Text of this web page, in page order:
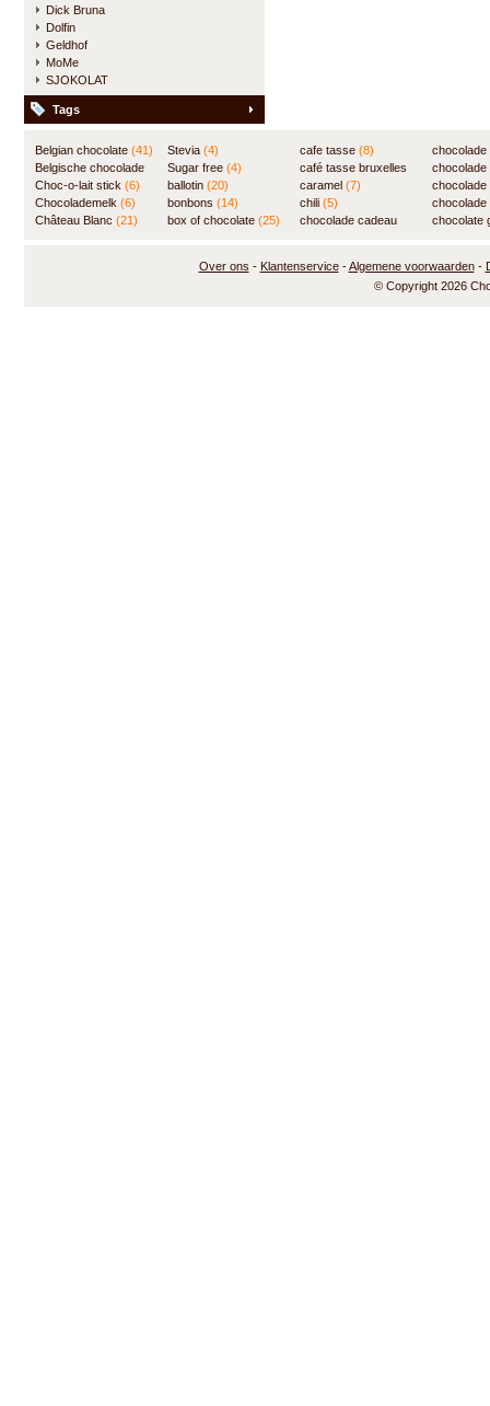
Dick Bruna
Dolfin
Geldhof
MoMe
SJOKOLAT
Tags
Belgian chocolate (41)
Belgische chocolade
(84)
Choc-o-lait stick (6)
Chocolademelk (6)
Château Blanc (21)
Stevia (4)
Sugar free (4)
ballotin (20)
bonbons (14)
box of chocolate (25)
cafe tasse (8)
café tasse bruxelles
(8)
caramel (7)
chili (5)
chocolade cadeau
(7)
chocolate
Over ons - Klantenservice-Algemene voorwaarden-
© Copyright 2026